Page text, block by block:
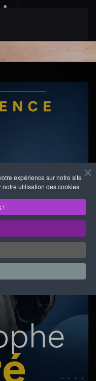
expérience sur notre site
utilisation des cookies.
!